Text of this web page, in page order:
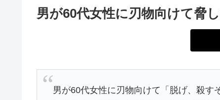
男が60代女性に刃物向けて脅
男が60代女性に刃物向けて「脱げ、殺す